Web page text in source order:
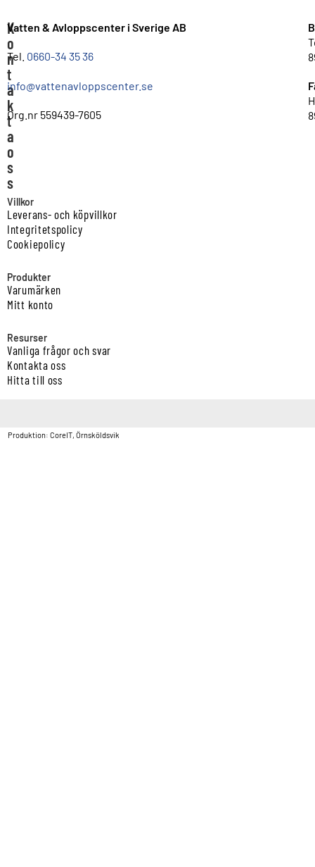
K
o
n
t
a
k
t
a
o
s
s
Vatten & Avloppscenter i Sverige AB
Tel. 0660-34 35 36
info@vattenavloppscenter.se
Org.nr 559439-7605
Villkor
Leverans- och köpvillkor
Integritetspolicy
Cookiepolicy
Produkter
Varumärken
Mitt konto
Resurser
Vanliga frågor och svar
Kontakta oss
Hitta till oss
Produktion: CoreIT, Örnsköldsvik